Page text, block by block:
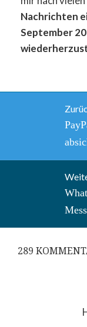
Nachrichten
September
289